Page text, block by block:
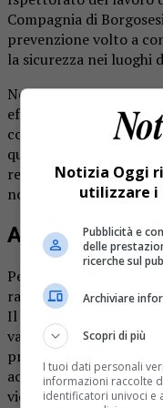
Compagnia di
prevenzione volto a
la sicurezza nei luoghi
Nel corso delle ultime
effettuato una serie di
commerciali della
queste, l’impiego di
regolarizzata, gravi
normative sulla
Attività
Per esempio, una
raggiunta da un
Il motivo: la mancata
valutazione dei rischi
provvedimento, di
accompagnato da una
violazione.
Notizia Oggi
utilizzare i
Pubblicità e
delle
ricerche sul
Archiviare
Scopri di più
I tuoi dati personali
informazioni raccolte
identificatori univoci